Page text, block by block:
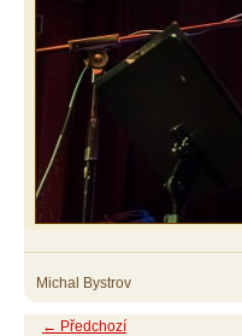
Michal Bystrov
← Předchozí